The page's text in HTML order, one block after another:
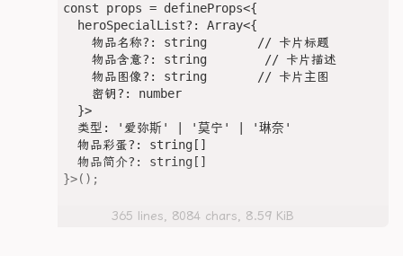
            <div
v-for="[key, value] in
              :key="key"
              class="info-item"
            >
<div class="info-label">{{ key
<div class="info-value">{{ value
            </div>
          </div>
          <!-- 档案 -->
          <div
const props = defineProps<{
  heroSpecialList?: Array<{
    物品名称?: string       // 卡片标题
    物品含意?: string        // 卡片描述
    物品图像?: string       // 卡片主图
    密钥?: number
  }>
  类型: '爱弥斯' | '莫宁' | '琳奈'
  物品彩蛋?: string[]
  物品简介?: string[]
}>();
// 跟踪当前激活的卡片索引（初始激活第一个）
365 lines, 8084 chars, 8.59 KiB